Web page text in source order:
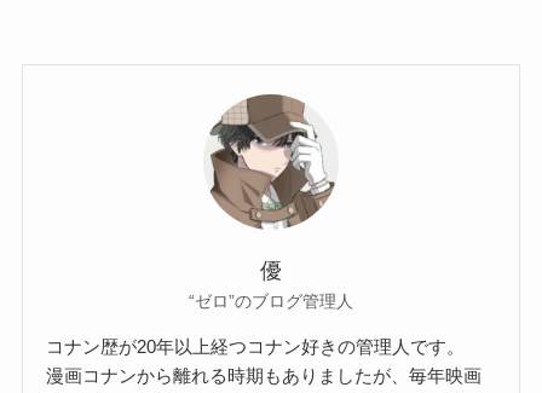
優
“ゼロ”のブログ管理人
コナン歴が20年以上経つコナン好きの管理人です。
漫画コナンから離れる時期もありましたが、毎年映画